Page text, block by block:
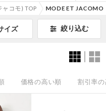
コモ) TOP MODE ET JACOMO
イズ 絞り込む
価格の高い順 割引率